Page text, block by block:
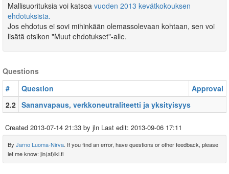
Mallisuorituksia voi katsoa vuoden 2013 kevätkokouksen
ehdotuksista.
Jos ehdotus ei sovi mihinkään olemassolevaan kohtaan, sen voi
lisätä otsikon "Muut ehdotukset"-alle.
Questions
#
Question
Approval
2.2 Sananvapaus, verkkoneutraliteetti ja yksityisyys
Created 2013-07-14 21:33 by jln Last edit: 2013-09-06 17:11
By Jarno Luoma-Nirva. If you find an error, have questions or other feedback, please
let me know: jln(at)iki.fi